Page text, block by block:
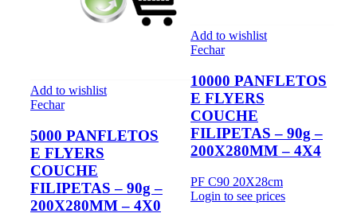
Add to wishlist
Fechar
5000 PANFLETOS
E FLYERS
COUCHE
FILIPETAS – 90g –
200X280MM – 4X0
Add to wishlist
Fechar
10000 PANFLETOS
E FLYERS
COUCHE
FILIPETAS – 90g –
200X280MM – 4X4
PF C90 20X28cm
Login to see prices